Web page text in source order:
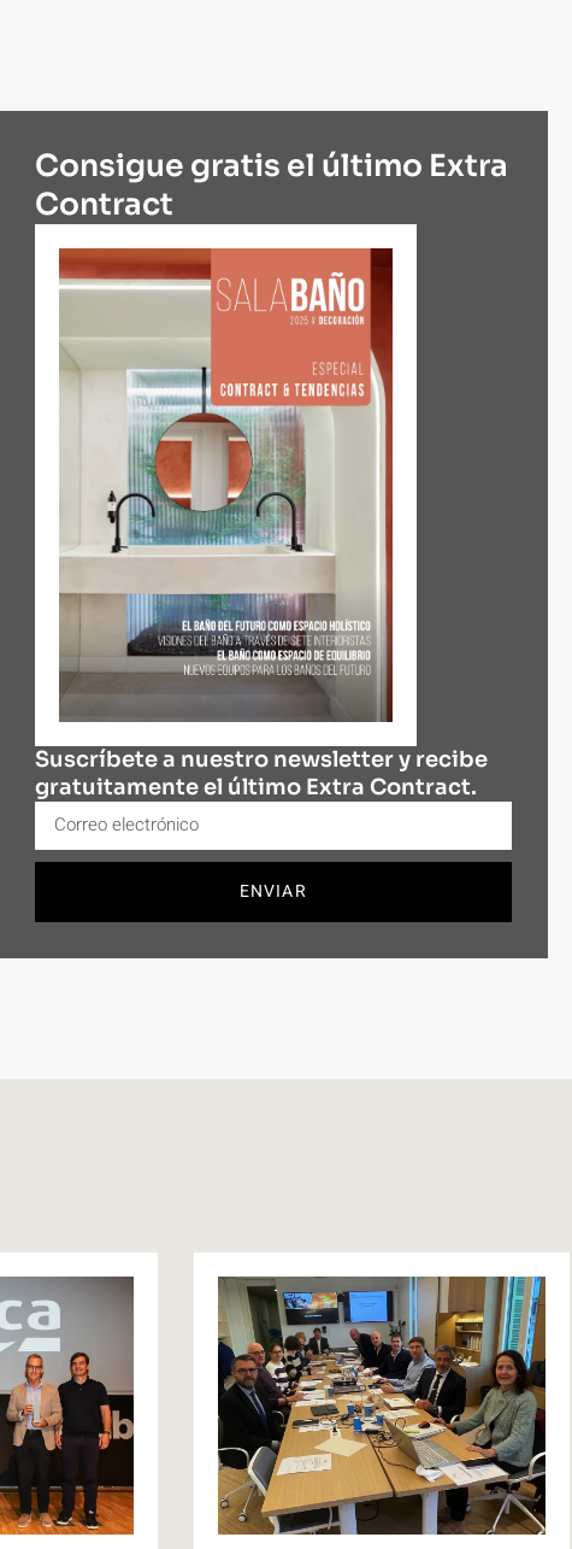
Consigue gratis el último Extra
Contract
Suscríbete a nuestro newsletter y recibe
gratuitamente el último Extra Contract.
ENVIAR